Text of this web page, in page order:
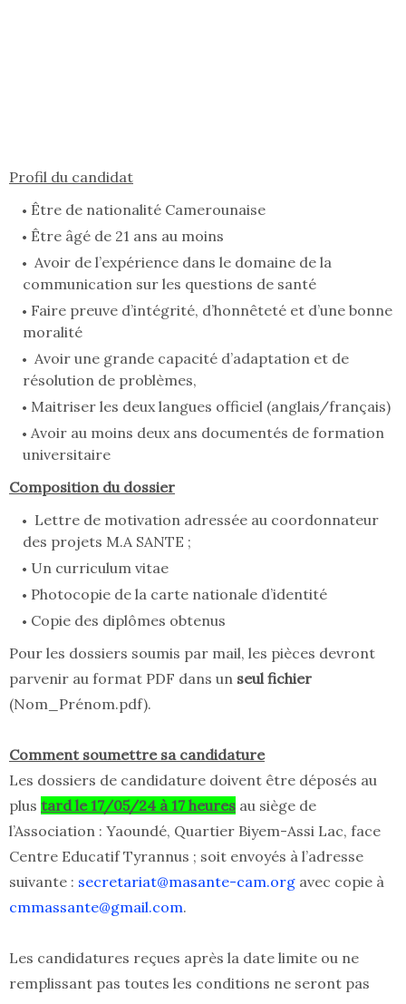
Profil du candidat
Être de nationalité Camerounaise
Être âgé de 21 ans au moins
Avoir de l’expérience dans le domaine de la
communication sur les questions de santé
Faire preuve d’intégrité, d’honnêteté et d’une bonne
moralité
Avoir une grande capacité d’adaptation et de
résolution de problèmes,
Maitriser les deux langues officiel (anglais/français)
Avoir au moins deux ans documentés de formation
universitaire
Composition du dossier
Lettre de motivation adressée au coordonnateur
des projets M.A SANTE ;
Un curriculum vitae
Photocopie de la carte nationale d’identité
Copie des diplômes obtenus
Pour les dossiers soumis par mail, les pièces devront
parvenir au format PDF dans un seul fichier
(Nom_Prénom.pdf).
Comment soumettre sa candidature
Les dossiers de candidature doivent être déposés au
plus tard le 17/05/24 à 17 heures au siège de
l’Association : Yaoundé, Quartier Biyem-Assi Lac, face
Centre Educatif Tyrannus ; soit envoyés à l’adresse
suivante : secretariat@masante-cam.org avec copie à
cmmassante@gmail.com.
Les candidatures reçues après la date limite ou ne
remplissant pas toutes les conditions ne seront pas